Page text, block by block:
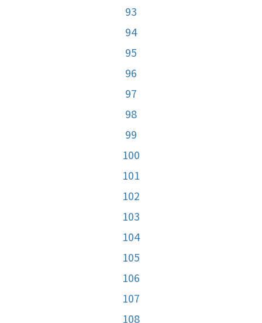
93
94
95
96
97
98
99
100
101
102
103
104
105
106
107
108